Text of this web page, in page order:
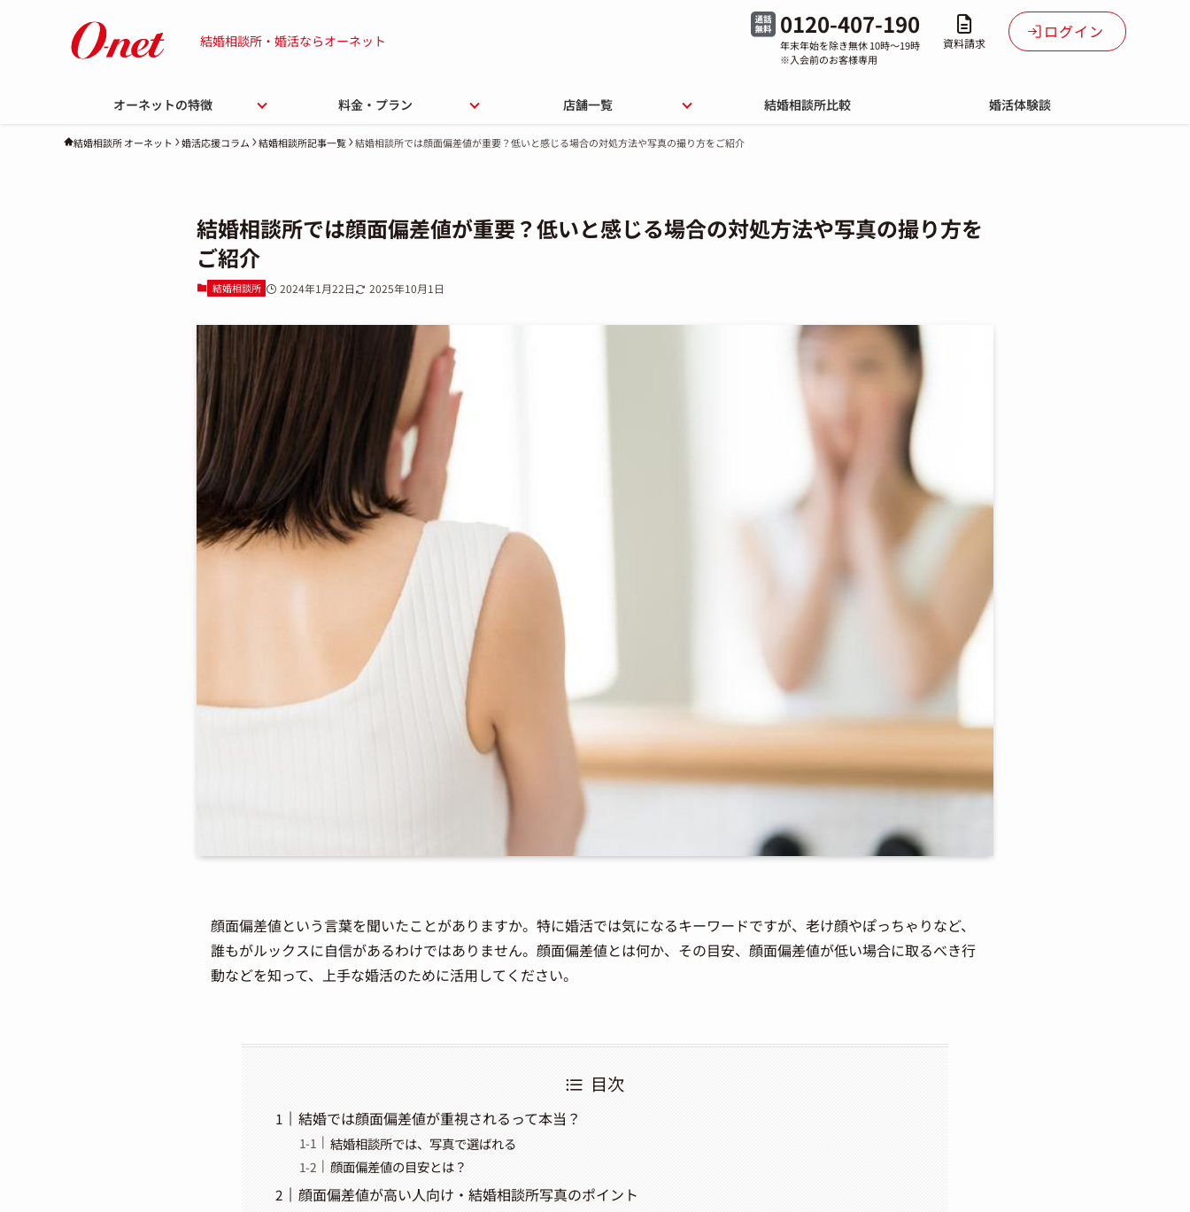
結婚相談所・婚活ならオーネット
0120-407-190
年末年始を除き無休 10時～19時
※入会前のお客様専用
資料請求
ログイン
オーネットの特徴 料金・プラン 店舗一覧 結婚相談所比較 婚活体験談
結婚相談所 オーネット 婚活応援コラム 結婚相談所記事一覧 結婚相談所では顔面偏差値が重要？低いと感じる場合の対処方法や写真の撮り方をご紹介
結婚相談所では顔面偏差値が重要？低いと感じる場合の対処方法や写真の撮り方を
ご紹介
結婚相談所 2024年1月22日 2025年10月1日
顔面偏差値という言葉を聞いたことがありますか。特に婚活では気になるキーワードですが、老け顔やぽっちゃりなど、
誰もがルックスに自信があるわけではありません。顔面偏差値とは何か、その目安、顔面偏差値が低い場合に取るべき行
動などを知って、上手な婚活のために活用してください。
目次
結婚では顔面偏差値が重視されるって本当？
結婚相談所では、写真で選ばれる
顔面偏差値の目安とは？
顔面偏差値が高い人向け・結婚相談所写真のポイント